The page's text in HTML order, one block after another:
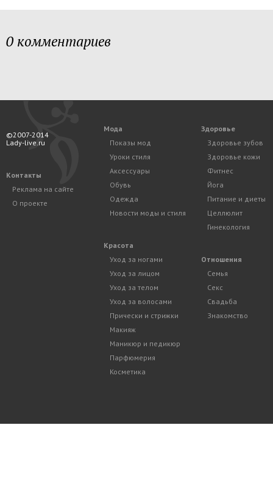
0 комментариев
©2007-2014
Lady-live.ru
Контакты
Реклама на сайте
О проекте
Мода
Показы мод
Уроки стиля
Аксессуары
Обувь
Одежда
Новости моды и стиля
Красота
Уход за ногами
Уход за лицом
Уход за телом
Уход за волосами
Прически и стрижки
Макияж
Маникюр и педикюр
Парфюмерия
Косметика
Здоровье
Здоровье зубов
Здоровье кожи
Фитнес
Йога
Питание и диеты
Целлюлит
Гинекология
Отношения
Семья
Секс
Свадьба
Знакомство